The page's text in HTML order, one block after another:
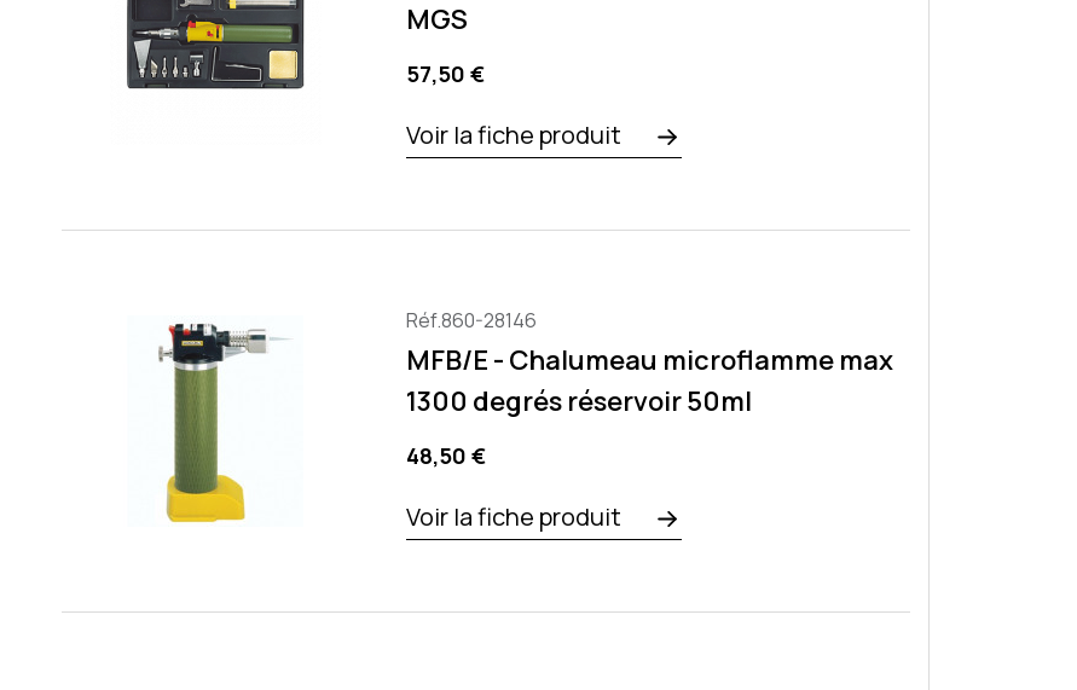
MGS
Precio
57,50 €
Voir la fiche produit
Réf.860-28146
MFB/E - Chalumeau microflamme max
1300 degrés réservoir 50ml
Precio
48,50 €
Voir la fiche produit